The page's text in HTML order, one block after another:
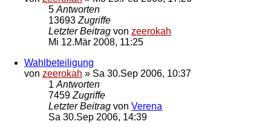
5 Antworten
13693 Zugriffe
Letzter Beitrag von zeerokah
Mi 12.Mär 2008, 11:25
Wahlbeteiligung
von zeerokah » Sa 30.Sep 2006, 10:37
1 Antworten
7459 Zugriffe
Letzter Beitrag von Verena
Sa 30.Sep 2006, 14:39